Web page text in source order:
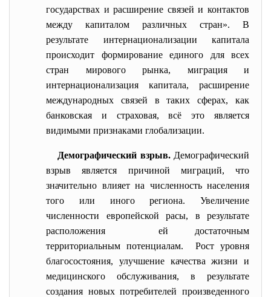
государствах и расширение связей и контактов
между капиталом различных стран». В
результате интернационализации капитала
происходит формирование единого для всех
стран мирового рынка, миграция и
интернационализация капитала, расширение
международных связей в таких сферах, как
банковская и страховая, всё это является
видимыми признаками глобализации.
Демографический взрыв. Демографический
взрыв является причиной миграций, что
значительно влияет на численность населения
того или иного региона. Увеличение
численности европейской расы, в результате
расположения ей достаточным
территориальным потенциалам.
Рост уровня
благосостояния, улучшение качества жизни и
медицинского обслуживания, в результате
создания новых потребителей произведенного